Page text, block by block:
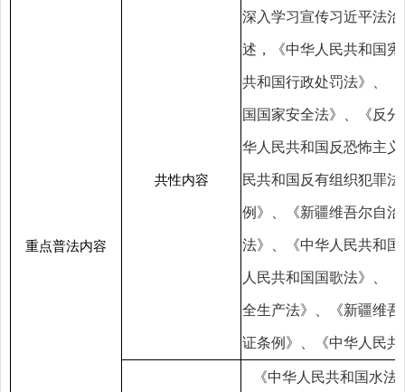
重点普法内容
共性内容
深入学习宣传习近平法
述，《中华人民共和国
共和国行政处罚法》、
国国家安全法》、《反
华人民共和国反恐怖主
民共和国反有组织犯罪
例》、《新疆维吾尔自
法》、《中华人民共和
人民共和国国歌法》、
全生产法》、《新疆维
证条例》、《中华人民
《中华人民共和国水